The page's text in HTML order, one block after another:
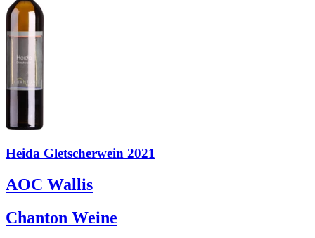
Heida Gletscherwein 2021
AOC Wallis
Chanton Weine